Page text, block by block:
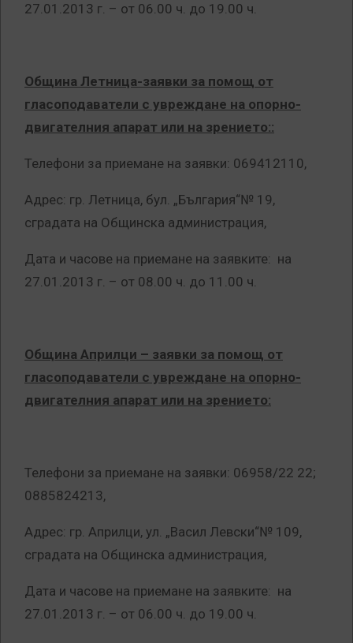
27.01.2013 г. – от 06.00 ч. до 19.00 ч.
Община Летница-заявки за помощ от
гласоподаватели с увреждане на опорно-
двигателния апарат или на зрението::
Телефони за приемане на заявки: 069412110,
Адрес: гр. Летница, бул. „България“№ 19,
сградата на Общинска администрация,
Дата и часове на приемане на заявките: на
27.01.2013 г. – от 08.00 ч. до 11.00 ч.
Община Априлци – заявки за помощ от
гласоподаватели с увреждане на опорно-
двигателния апарат или на зрението:
Телефони за приемане на заявки: 06958/22 22;
0885824213,
Адрес: гр. Априлци, ул. „Васил Левски“№ 109,
сградата на Общинска администрация,
Дата и часове на приемане на заявките: на
27.01.2013 г. – от 06.00 ч. до 19.00 ч.